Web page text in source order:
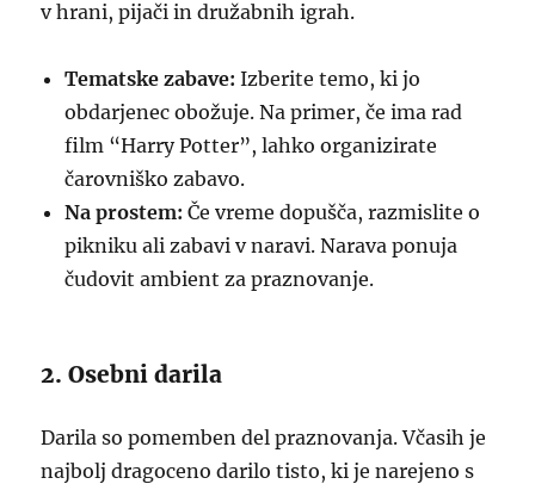
v hrani, pijači in družabnih igrah.
Tematske zabave: Izberite temo, ki jo
obdarjenec obožuje. Na primer, če ima rad
film “Harry Potter”, lahko organizirate
čarovniško zabavo.
Na prostem: Če vreme dopušča, razmislite o
pikniku ali zabavi v naravi. Narava ponuja
čudovit ambient za praznovanje.
2. Osebni darila
Darila so pomemben del praznovanja. Včasih je
najbolj dragoceno darilo tisto, ki je narejeno s